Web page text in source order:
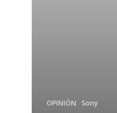
OPINIÓN Sony